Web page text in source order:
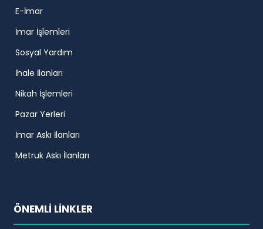
E-İmar
İmar İşlemleri
Sosyal Yardım
İhale İlanları
Nikah İşlemleri
Pazar Yerleri
İmar Askı İlanları
Metruk Askı İlanları
ÖNEMLİ LİNKLER